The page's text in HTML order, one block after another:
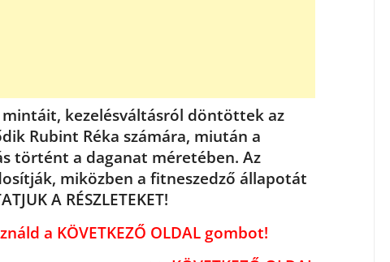
kezelésváltásról döntöttek az
Rubint Réka számára, miután a
történt a daganat méretében. Az
miközben a fitneszedző állapotát
A RÉSZLETEKET!
a KÖVETKEZŐ OLDAL gombot!